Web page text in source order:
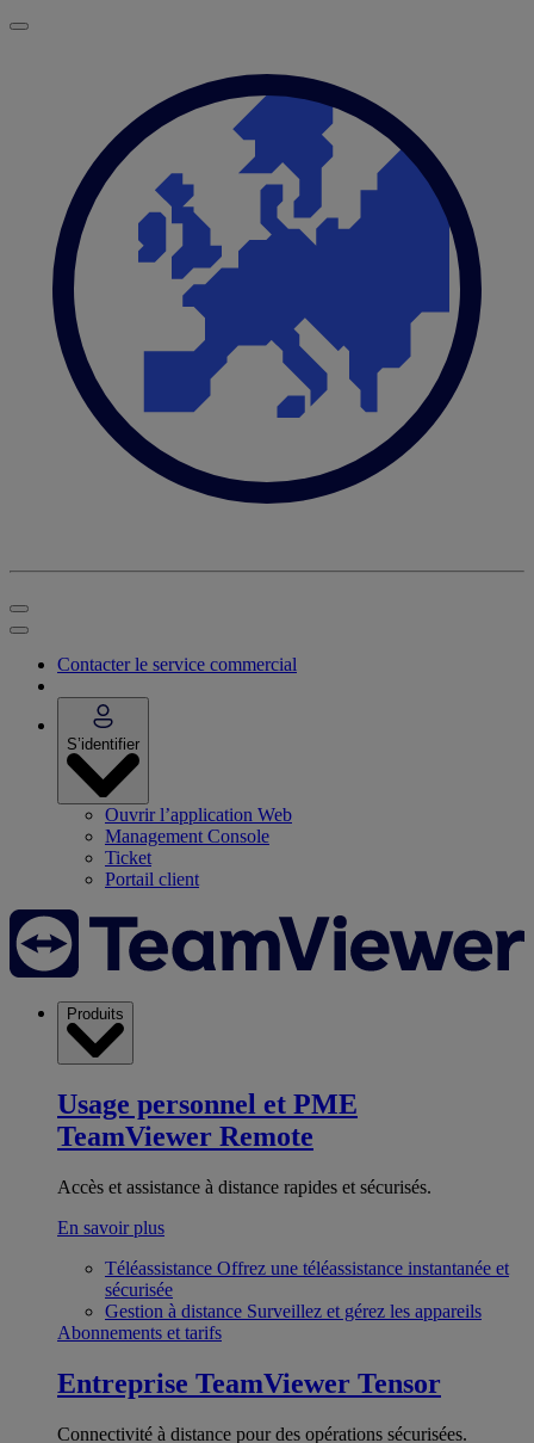
Contacter le service commercial
S’identifier
Ouvrir l’application Web
Management Console
Ticket
Portail client
Produits
Usage personnel et PME
TeamViewer Remote
Accès et assistance à distance rapides et sécurisés.
En savoir plus
Téléassistance Offrez une téléassistance instantanée et
sécurisée
Gestion à distance Surveillez et gérez les appareils
Abonnements et tarifs
Entreprise TeamViewer Tensor
Connectivité à distance pour des opérations sécurisées.